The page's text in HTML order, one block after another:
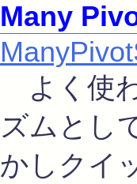
Many
よく使
ズムとし
かしクイ